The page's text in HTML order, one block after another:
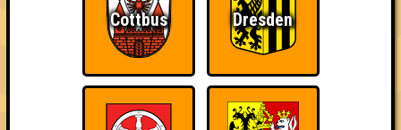
Cottbus Dresden